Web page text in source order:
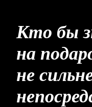
Кто бы
на
не